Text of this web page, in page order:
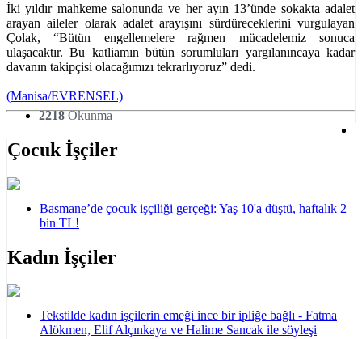
İki yıldır mahkeme salonunda ve her ayın 13’ünde sokakta adalet
arayan aileler olarak adalet arayışını sürdüreceklerini vurgulayan
Çolak, “Bütün engellemelere rağmen mücadelemiz sonuca
ulaşacaktır. Bu katliamın bütün sorumluları yargılanıncaya kadar
davanın takipçisi olacağımızı tekrarlıyoruz” dedi.
(Manisa/EVRENSEL)
2218Okunma
Çocuk İşçiler
Basmane’de çocuk işçiliği gerçeği: Yaş 10'a düştü, haftalık 2
bin TL!
Kadın İşçiler
Tekstilde kadın işçilerin emeği ince bir ipliğe bağlı - Fatma
Alökmen, Elif Alçınkaya ve Halime Sancak ile söyleşi